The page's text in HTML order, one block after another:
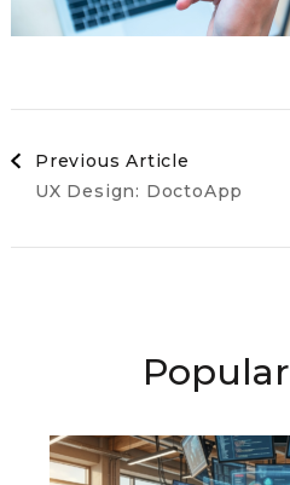
Post
Previous Article
UX Design: DoctoApp